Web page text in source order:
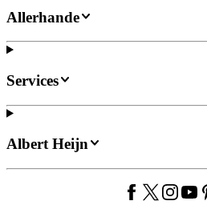
Allerhande
Services
Albert Heijn